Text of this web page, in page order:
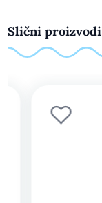
Slični